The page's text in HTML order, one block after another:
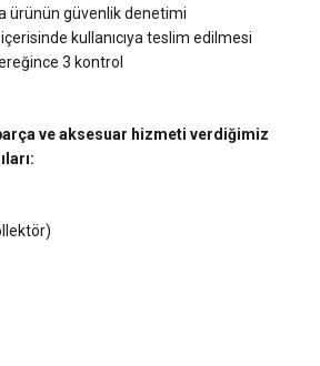
ürünün güvenlik denetimi
kullanıcıya teslim edilmesi
3 kontrol
ve aksesuar hizmeti verdiğimiz